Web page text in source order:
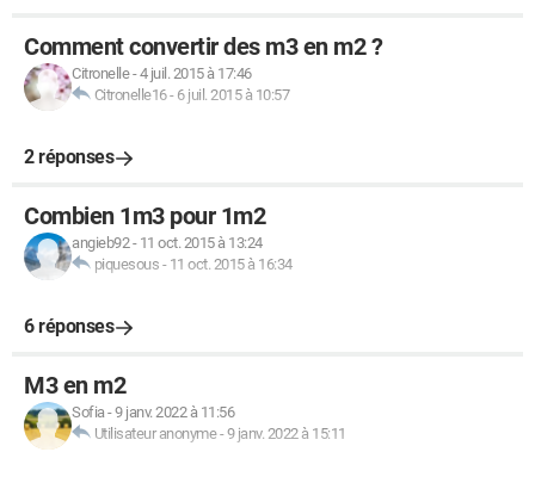
Comment convertir des m3 en m2 ?
Citronelle-4 juil. 2015 à 17:46
Citronelle16- 6 juil. 2015 à 10:57
2 réponses
Combien 1m3 pour 1m2
angieb92- 11 oct. 2015 à 13:24
piquesous - 11 oct. 2015 à 16:34
6 réponses
M3 en m2
Sofia-9 janv. 2022 à 11:56
Utilisateur anonyme-9 janv. 2022 à 15:11